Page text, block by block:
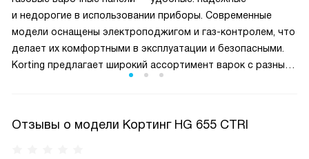
и недорогие в использовании приборы. Современные
модели оснащены электроподжигом и газ-контролем, что
делает их комфортными в эксплуатации и безопасными.
Korting предлагает широкий ассортимент варок с разным
Отзывы о модели Кортинг HG 655 CTRI